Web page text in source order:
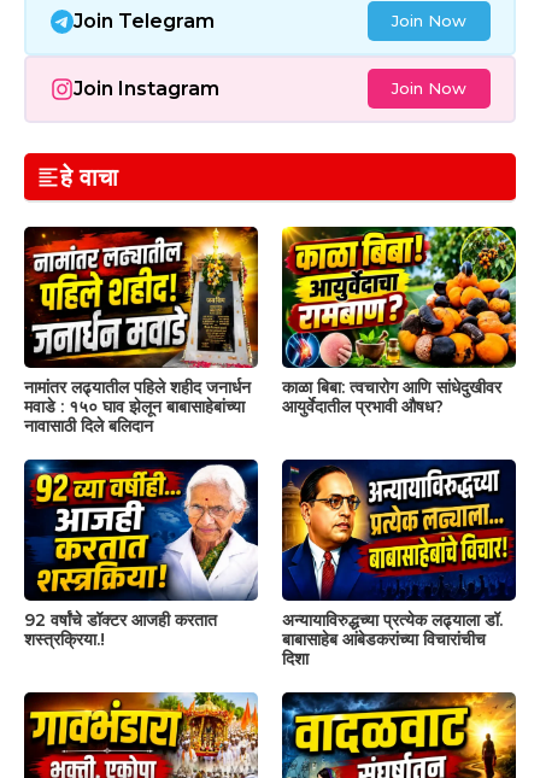
Join Telegram Join Now
Join Instagram Join Now
हे वाचा
नामांतर लढ्यातील पहिले शहीद जनार्धन
मवाडे : १५० घाव झेलून बाबासाहेबांच्या
नावासाठी दिले बलिदान
काळा बिबा: त्वचारोग आणि सांधेदुखीवर
आयुर्वेदातील प्रभावी औषध?
92 वर्षांचे डॉक्टर आजही करतात
शस्त्रक्रिया.!
अन्यायाविरुद्धच्या प्रत्येक लढ्याला डॉ.
बाबासाहेब आंबेडकरांच्या विचारांचीच
दिशा